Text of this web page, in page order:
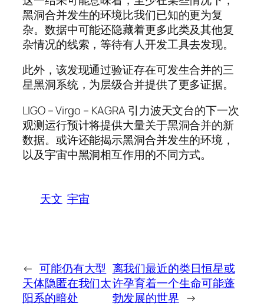
黑洞合并发生的环境比我们已知的更为复
杂。数据中可能还隐藏着更多此类及其他复
杂情况的线索，等待有人开发工具去发现。
此外，该发现通过验证存在可发生合并的三
星黑洞系统，为层级合并提供了更多证据。
LIGO – Virgo – KAGRA 引力波天文台的下一次
观测运行预计将提供大量关于黑洞合并的新
数据。或许还能揭示黑洞合并发生的环境，
以及宇宙中黑洞相互作用的不同方式。
天文 宇宙
← 可能仍有大型
天体隐匿在我们太
阳系的暗处
离我们最近的类日恒星或
许孕育着一个生命可能蓬
勃发展的世界 →